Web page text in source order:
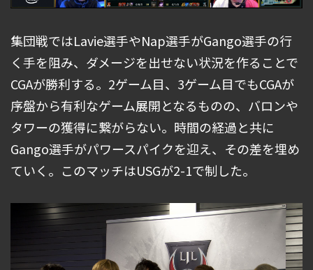
集団戦ではLavie選手やNap選手がGango選手の行
く手を阻み、ダメージを出せない状況を作ることで
CGAが勝利する。2ゲーム目、3ゲーム目でもCGAが
序盤から有利なゲーム展開となるものの、バロンや
タワーの獲得に繋がらない。時間の経過と共に
Gango選手がパワースパイクを迎え、その差を埋め
ていく。このマッチはUSGが2-1で制した。